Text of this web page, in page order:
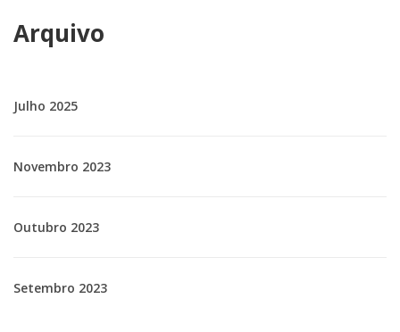
Arquivo
Julho 2025
Novembro 2023
Outubro 2023
Setembro 2023